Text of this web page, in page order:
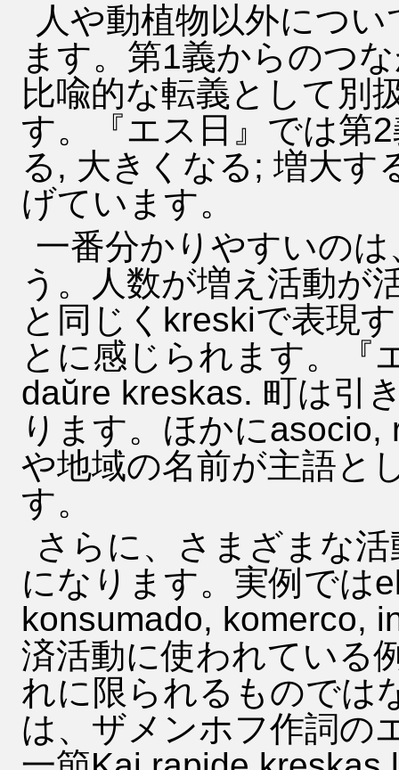
人や動植物以外につ
ます。第1義からのつ
比喩的な転義として別
す。『エス日』では第
る, 大きくなる; 増大す
げています。
一番分かりやすいの
う。人数が増え活動が
と同じくkreskiで表現
とに感じられます。『
daŭre kreskas. 町は引
ります。ほかに
や地域の名前が主語と
す。
さらに、さまざまな
になります。実例では
konsumado, komerco,
済活動に使われている
れに限られるものでは
は、ザメンホフ作詞の